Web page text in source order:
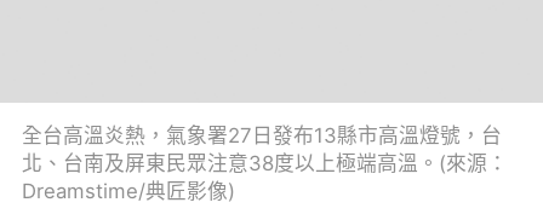
全台高溫炎熱，氣象署27日發布13縣市高溫燈號，台
北、台南及屏東民眾注意38度以上極端高溫。(來源：
Dreamstime/典匠影像)